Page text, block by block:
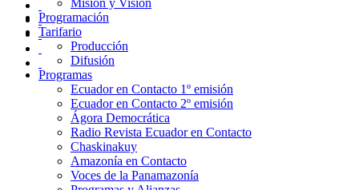
Misión y Visión
Programación
Tarifario
Producción
Difusión
Programas
Ecuador en Contacto 1º emisión
Ecuador en Contacto 2º emisión
Ágora Democrática
Radio Revista Ecuador en Contacto
Chaskinakuy
Amazonía en Contacto
Voces de la Panamazonía